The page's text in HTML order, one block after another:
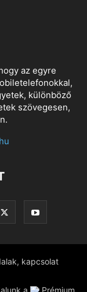
az egyre
különböző
szövegesen,
kapcsolat